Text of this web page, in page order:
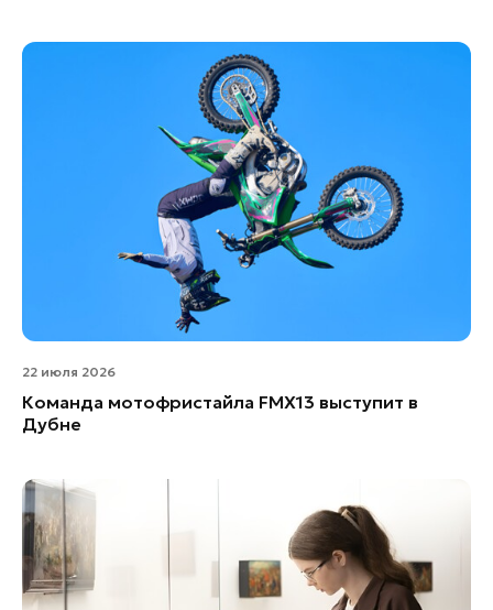
22 июля 2026
Команда мотофристайла FMX13 выступит в
Дубне